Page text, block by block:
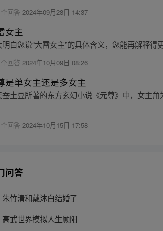
个回答 2024年09月28日 14:37
女主
明白您说“大雷女主”的具体含义，您能再解释得
个回答 2024年10月09日 08:26
是单女主还是多女主
蚕土豆所著的东方玄幻小说《元尊》中，女主
个回答2024年10月15日 17:58
问答
朱竹清和戴沐白结婚了
高武世界模拟人生顾阳